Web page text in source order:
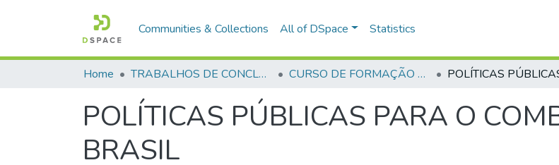
Communities & Collections All of DSpace Statistics
Home TRABALHOS DE CONCLUSÃO DE CURSO - CFP (CURSO DE FORMAÇÃO DE PRAÇAS) CURSO DE FORMAÇÃO DE PRAÇAS - CFP - 2018
POLÍTICAS PÚBLICAS PARA O
BRASIL